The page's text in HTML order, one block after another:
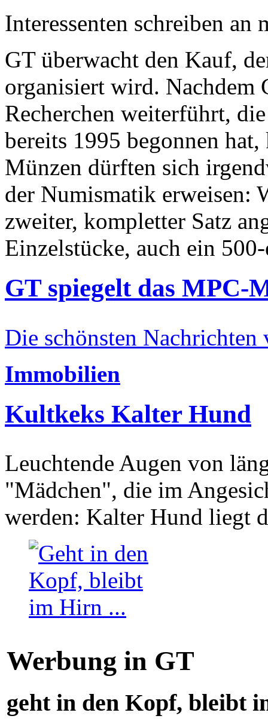
Interessenten schreiben
GT überwacht den Kauf,
organisiert wird. Nachdem
Recherchen weiterführt,
bereits 1995 begonnen
Münzen dürften sich
der Numismatik erweisen:
zweiter, kompletter Satz
Einzelstücke, auch ein
GT spiegelt das MPC-
Die schönsten Nachrichten
Immobilien
Kultkeks Kalter Hund
Leuchtende Augen von
"Mädchen", die im
werden: Kalter Hund liegt
Werbung in GT
geht in den Kopf, bleibt